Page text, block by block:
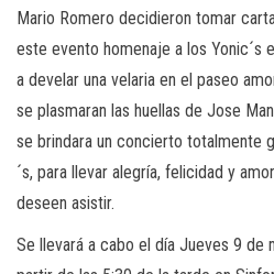
Mario Romero decidieron tomar
este evento homenaje a los Yonic´s
a develar una velaria en el paseo
se plasmaran las huellas de Jose
se brindara un concierto totalmente
´s, para llevar alegría, felicidad y
deseen asistir.
Se llevará a cabo el día Jueves 9 de